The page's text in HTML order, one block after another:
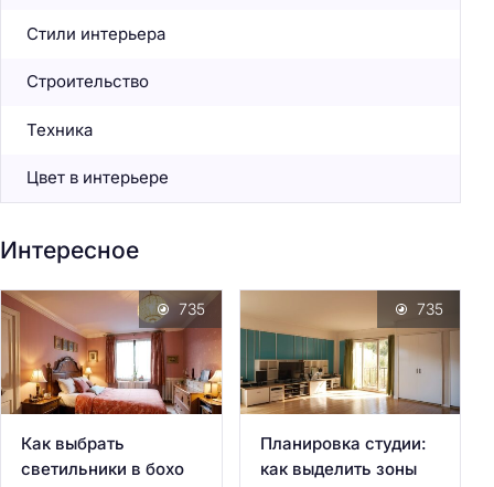
Стили интерьера
Строительство
Техника
Цвет в интерьере
Интересное
Как выбрать
светильники в бохо
735
Планировка студии:
как выделить зоны
735